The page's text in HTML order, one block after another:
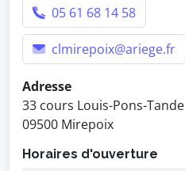
05 61 68 14 58
clmirepoix@ariege.fr
Adresse
33 cours Louis-Pons-Tande
09500 Mirepoix
Horaires d'ouverture